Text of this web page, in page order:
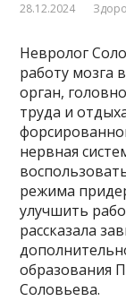
28.12.2024
Невролог
работу мозга
орган,
труда и
нервная
режима
улучшить
рассказала
образования
Соловьева.